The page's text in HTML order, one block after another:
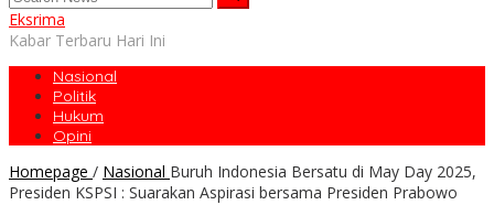
Eksrima
Kabar Terbaru Hari Ini
Nasional
Politik
Hukum
Opini
Homepage / Nasional Buruh Indonesia Bersatu di May Day 2025,
Presiden KSPSI : Suarakan Aspirasi bersama Presiden Prabowo